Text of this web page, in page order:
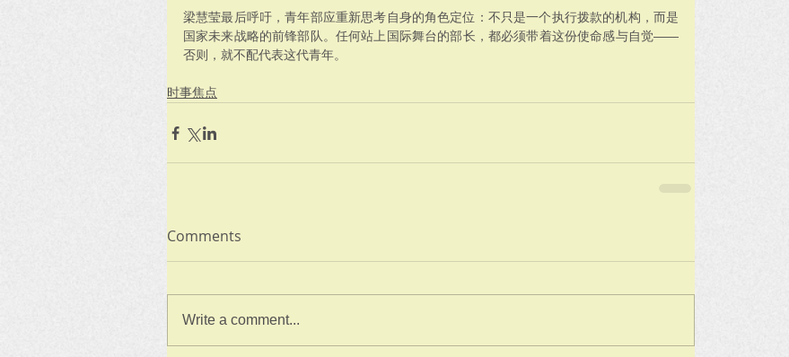
梁慧莹最后呼吁，青年部应重新思考自身的角色定位：不只是一个执行拨款的机构，而是
国家未来战略的前锋部队。任何站上国际舞台的部长，都必须带着这份使命感与自觉——
否则，就不配代表这代青年。
时事焦点
Comments
Write a comment...